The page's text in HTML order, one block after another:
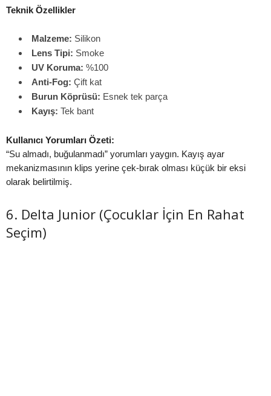
Teknik Özellikler
Malzeme: Silikon
Lens Tipi: Smoke
UV Koruma: %100
Anti-Fog: Çift kat
Burun Köprüsü: Esnek tek parça
Kayış: Tek bant
Kullanıcı Yorumları Özeti:
“Su almadı, buğulanmadı” yorumları yaygın. Kayış ayar
mekanizmasının klips yerine çek-bırak olması küçük bir eksi
olarak belirtilmiş.
6. Delta Junior (Çocuklar İçin En Rahat
Seçim)